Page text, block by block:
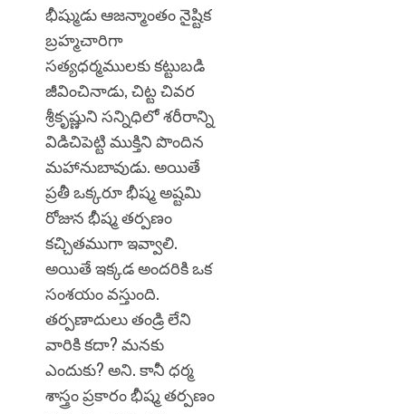
భీష్ముడు ఆజన్మాంతం నైష్టిక
బ్రహ్మచారిగా
సత్యధర్మములకు కట్టుబడి
జీవించినాడు, చిట్ట చివర
శ్రీకృష్ణుని సన్నిధిలో శరీరాన్ని
విడిచిపెట్టి ముక్తిని పొందిన
మహానుబావుడు. అయితే
ప్రతీ ఒక్కరూ భీష్మ అష్టమి
రోజున భీష్మ తర్పణం
కచ్చితముగా ఇవ్వాలి.
అయితే ఇక్కడ అందరికి ఒక
సంశయం వస్తుంది.
తర్పణాదులు తండ్రి లేని
వారికి కదా? మనకు
ఎందుకు? అని. కానీ ధర్మ
శాస్త్రం ప్రకారం భీష్మ తర్పణం